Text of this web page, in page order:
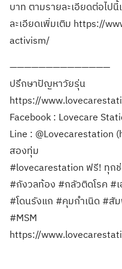
บาท ตามรายละเอียดต่อไป
ละเอียดเพิ่มเติม https://
activism/
——————————————
ปรึกษาปัญหาวัยรุ่น
https://
Facebook : Lovecare
Line : @Lovecarestation
สองทุ่ม
#lovecarestation ฟรี! ทุก
#กังวลท้อง #กลัวติดโรค #
#โดนรังแก #คุมกำเนิด #สั
#MSM
https://